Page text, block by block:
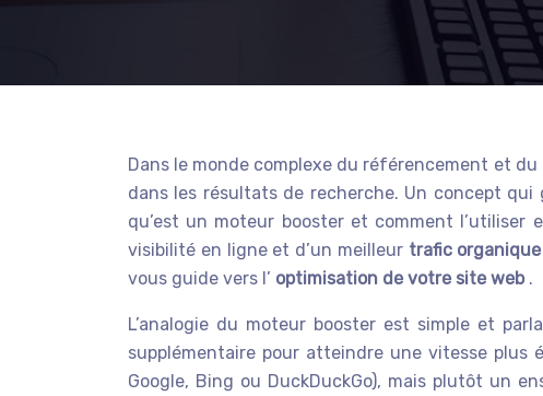
Dans le monde complexe du référencement et du
dans les résultats de recherche. Un concept
qu’est un moteur booster et comment
visibilité en ligne et d’un meilleur trafic organique
vous guide vers l’ optimisation de votre site web .
L’analogie du moteur booster est simple et
supplémentaire pour atteindre une vitesse plus
Google, Bing ou DuckDuckGo), mais plutôt un